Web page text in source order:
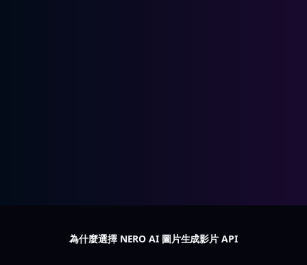
為什麼選擇 NERO AI 圖片生成影片 API